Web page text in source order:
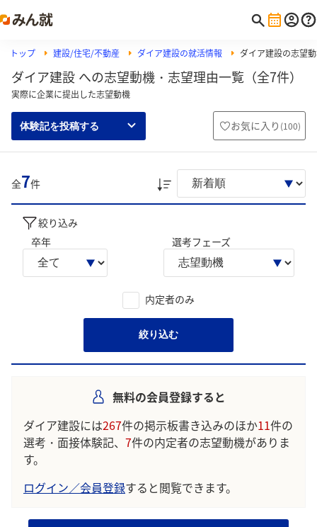
トップ 建設/住宅/不動産 ダイア建設の就活情報 ダイア建設の志望
ダイア建設 への志望動機・志望理由一覧（全7件）
実際に企業に提出した志望動機
体験記を投稿する お気に入り (100)
全7件
絞り込み
卒年
選考フェーズ
内定者のみ
絞り込む
無料の会員登録すると
ダイア建設には267件の掲示板書き込みのほか11件の
選考・面接体験記、 7件の内定者の志望動機がありま
す。
ログイン／会員登録すると閲覧できます。